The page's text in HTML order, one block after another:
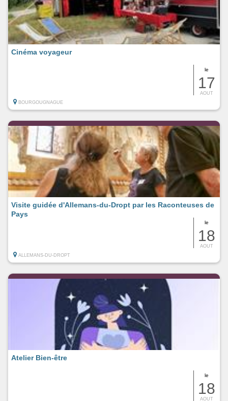
le
17
AOUT
Cinéma voyageur
BOURGOUGNAGUE
le
18
AOUT
Visite guidée d'Allemans-du-Dropt par les Raconteuses de
Pays
ALLEMANS-DU-DROPT
le
18
AOUT
Atelier Bien-être